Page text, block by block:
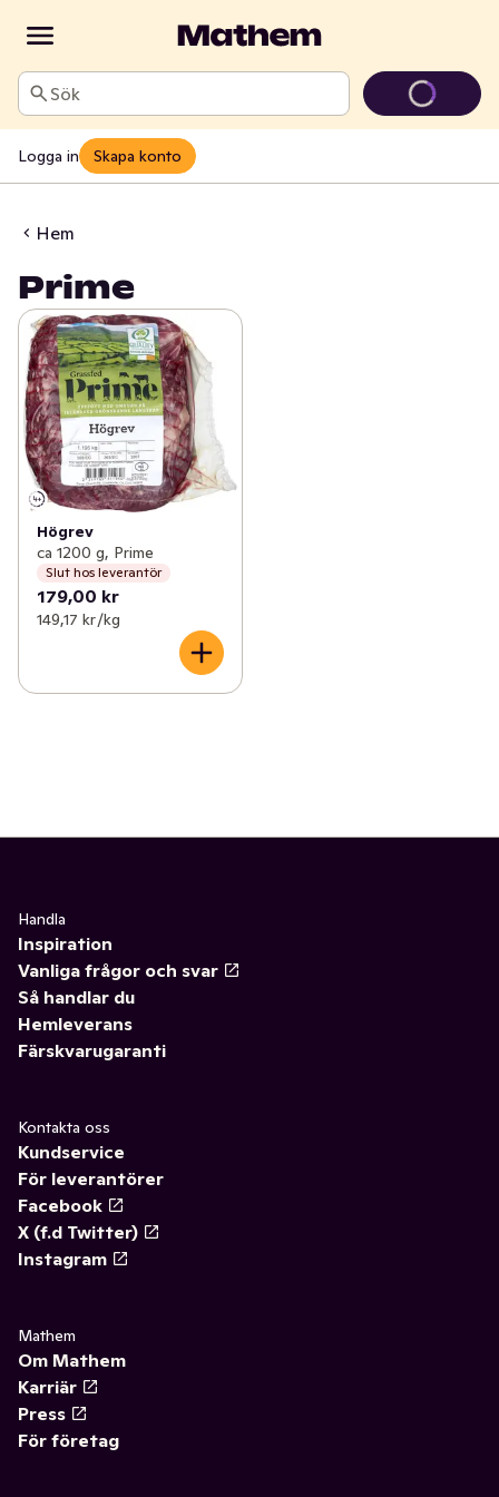
Sök
Logga in Skapa konto
Hem
Prime
Högrev
ca 1200 g, Prime
Slut hos leverantör
179,00 kr
149,17 kr /kg
Handla
Inspiration
Vanliga frågor och svar
Så handlar du
Hemleverans
Färskvarugaranti
Kontakta oss
Kundservice
För leverantörer
Facebook
X (f.d Twitter)
Instagram
Mathem
Om Mathem
Karriär
Press
För företag